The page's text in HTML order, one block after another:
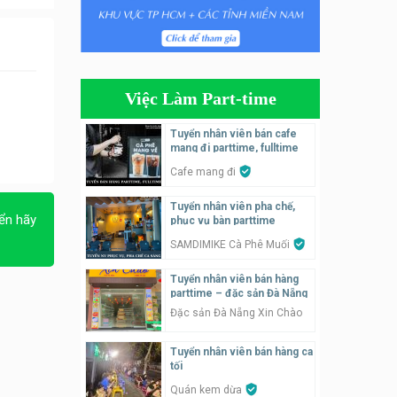
hãy
Tuyển nhân viên phụ quán ăn
– hỗ trợ ăn ở
parttime
GÀ GÔ FASTFOOD
parttime
Tuyển nhân viên pha chế
tiệm trà sữa
TRÀ SỮA THÁI LAN
Tuyển nhân viên tư vấn bán
hàng tiệm bánh ngọt
Tiệm bánh ngọt
Việc Làm Part-time
Tuyển nhân viên bán cafe
mang đi parttime, fulltime
Cafe mang đi
Tuyển nhân viên pha chế,
phục vụ bàn parttime
SAMDIMIKE Cà Phê Muối
Tuyển nhân viên bán hàng
parttime – đặc sản Đà Nẵng
Đặc sản Đà Nẵng Xin Chào
Tuyển nhân viên bán hàng ca
tối
Quán kem dừa